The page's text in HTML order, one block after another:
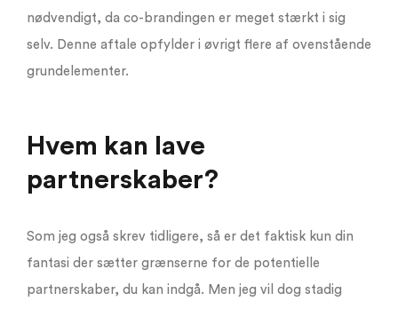
nødvendigt, da co-brandingen er meget stærkt i sig
selv. Denne aftale opfylder i øvrigt flere af ovenstående
grundelementer.
Hvem kan lave
partnerskaber?
Som jeg også skrev tidligere, så er det faktisk kun din
fantasi der sætter grænserne for de potentielle
partnerskaber, du kan indgå. Men jeg vil dog stadig